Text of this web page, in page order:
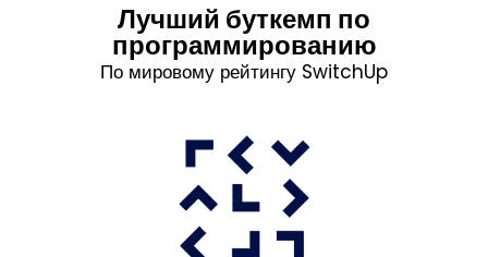
Лучший буткемп по
программированию
По мировому рейтингу SwitchUp